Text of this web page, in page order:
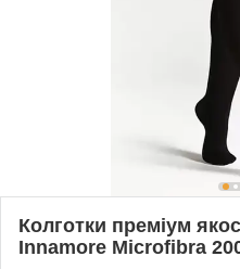
Колготки преміум
Innamore Microfibra